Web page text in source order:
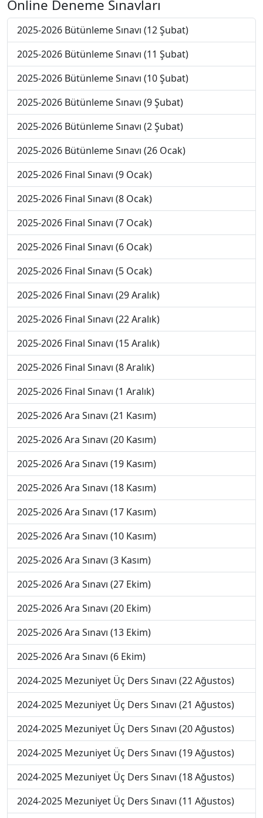
Online Deneme Sınavları
2025-2026 Bütünleme Sınavı (12 Şubat)
2025-2026 Bütünleme Sınavı (11 Şubat)
2025-2026 Bütünleme Sınavı (10 Şubat)
2025-2026 Bütünleme Sınavı (9 Şubat)
2025-2026 Bütünleme Sınavı (2 Şubat)
2025-2026 Bütünleme Sınavı (26 Ocak)
2025-2026 Final Sınavı (9 Ocak)
2025-2026 Final Sınavı (8 Ocak)
2025-2026 Final Sınavı (7 Ocak)
2025-2026 Final Sınavı (6 Ocak)
2025-2026 Final Sınavı (5 Ocak)
2025-2026 Final Sınavı (29 Aralık)
2025-2026 Final Sınavı (22 Aralık)
2025-2026 Final Sınavı (15 Aralık)
2025-2026 Final Sınavı (8 Aralık)
2025-2026 Final Sınavı (1 Aralık)
2025-2026 Ara Sınavı (21 Kasım)
2025-2026 Ara Sınavı (20 Kasım)
2025-2026 Ara Sınavı (19 Kasım)
2025-2026 Ara Sınavı (18 Kasım)
2025-2026 Ara Sınavı (17 Kasım)
2025-2026 Ara Sınavı (10 Kasım)
2025-2026 Ara Sınavı (3 Kasım)
2025-2026 Ara Sınavı (27 Ekim)
2025-2026 Ara Sınavı (20 Ekim)
2025-2026 Ara Sınavı (13 Ekim)
2025-2026 Ara Sınavı (6 Ekim)
2024-2025 Mezuniyet Üç Ders Sınavı (22 Ağustos)
2024-2025 Mezuniyet Üç Ders Sınavı (21 Ağustos)
2024-2025 Mezuniyet Üç Ders Sınavı (20 Ağustos)
2024-2025 Mezuniyet Üç Ders Sınavı (19 Ağustos)
2024-2025 Mezuniyet Üç Ders Sınavı (18 Ağustos)
2024-2025 Mezuniyet Üç Ders Sınavı (11 Ağustos)